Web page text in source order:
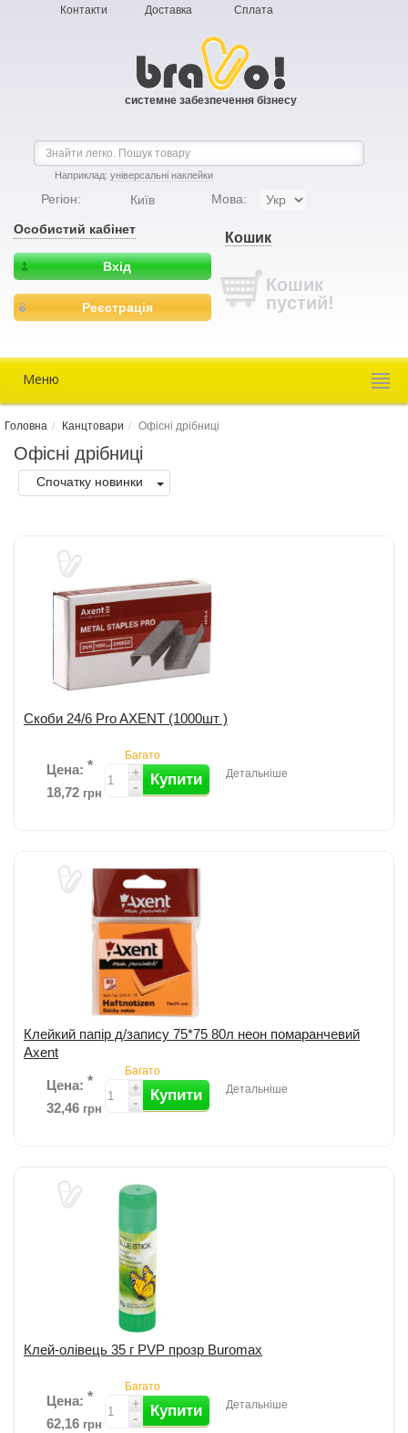
Контакти Доставка Сплата
системне забезпечення бізнесу
Наприклад: універсальні наклейки
Регіон: Київ Мова:
Особистий кабінет
Вхід
Реєстрація
Кошик
Кошик
пустий!
Меню
Головна Канцтовари Офісні дрібниці
Офісні дрібниці
Спочатку новинки
Скоби 24/6 Pro AXENT (1000шт )
Цена: *
18,72 грн
Багато
+
- Купити Детальніше
Скоби для степлерів 24/6 від Axent; З матеріалу підвищеної
міцності; Для зшивання до 30 аркушів; Кількість: 1000шт. ...
Додати до порівняння
Клейкий папір д/запису 75*75 80л неон помаранчевий
Axent
Цена: *
32,46 грн
Багато
+
- Купити Детальніше
Папір для заміток з клейким шаром Axent; Не залишає слідів клею
на поверхні; Кількість ларкушів: 80; Щільність: 75г/м2; Розмір:
Додати до порівняння
Клей-олівець 35 г PVP прозр Buromax
Цена: *
62,16 грн
Багато
+
- Купити Детальніше